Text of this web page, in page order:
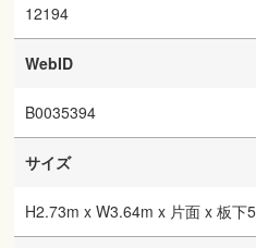
12194
WebID
B0035394
サイズ
H2.73m x W3.64m x 片面 x 板下